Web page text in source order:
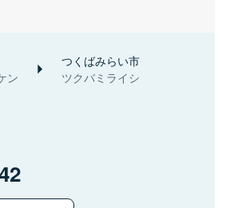
ン
つくばみらい市
ツクバミライシ